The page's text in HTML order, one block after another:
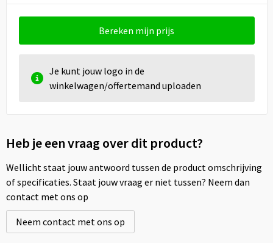
Bereken mijn prijs
Je kunt jouw logo in de
winkelwagen/offertemand uploaden
Heb je een vraag over dit product?
Wellicht staat jouw antwoord tussen de product omschrijving
of specificaties. Staat jouw vraag er niet tussen? Neem dan
contact met ons op
Neem contact met ons op